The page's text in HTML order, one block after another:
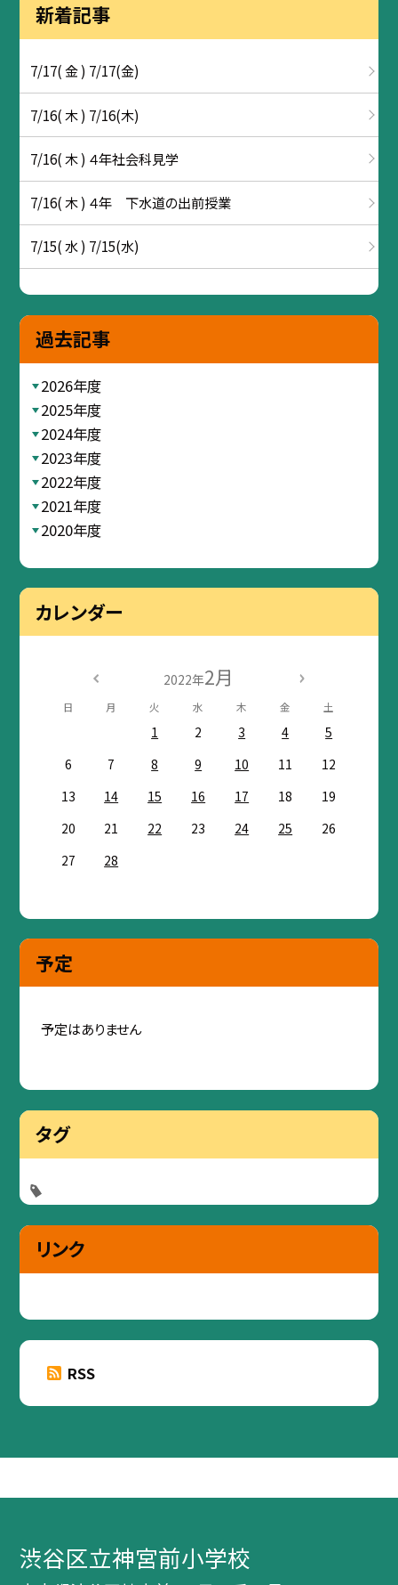
新着記事
7/17( 金 ) 7/17(金)
7/16( 木 ) 7/16(木)
7/16( 木 ) ４年社会科見学
7/16( 木 ) ４年 下水道の出前授業
7/15( 水 ) 7/15(水)
過去記事
2026年度
2025年度
2024年度
2023年度
2022年度
2021年度
2020年度
カレンダー
2022年2月
日 月 火 水 木 金 土
1 2 3 4
5
6
7 8 9 10 11
12
13
14 15 16 17 18
19
20
21 22 23 24 25
26
27
28
予定
予定はありません
タグ
リンク
RSS
渋谷区立神宮前小学校